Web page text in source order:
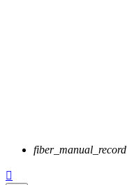
fiber_manual_record
